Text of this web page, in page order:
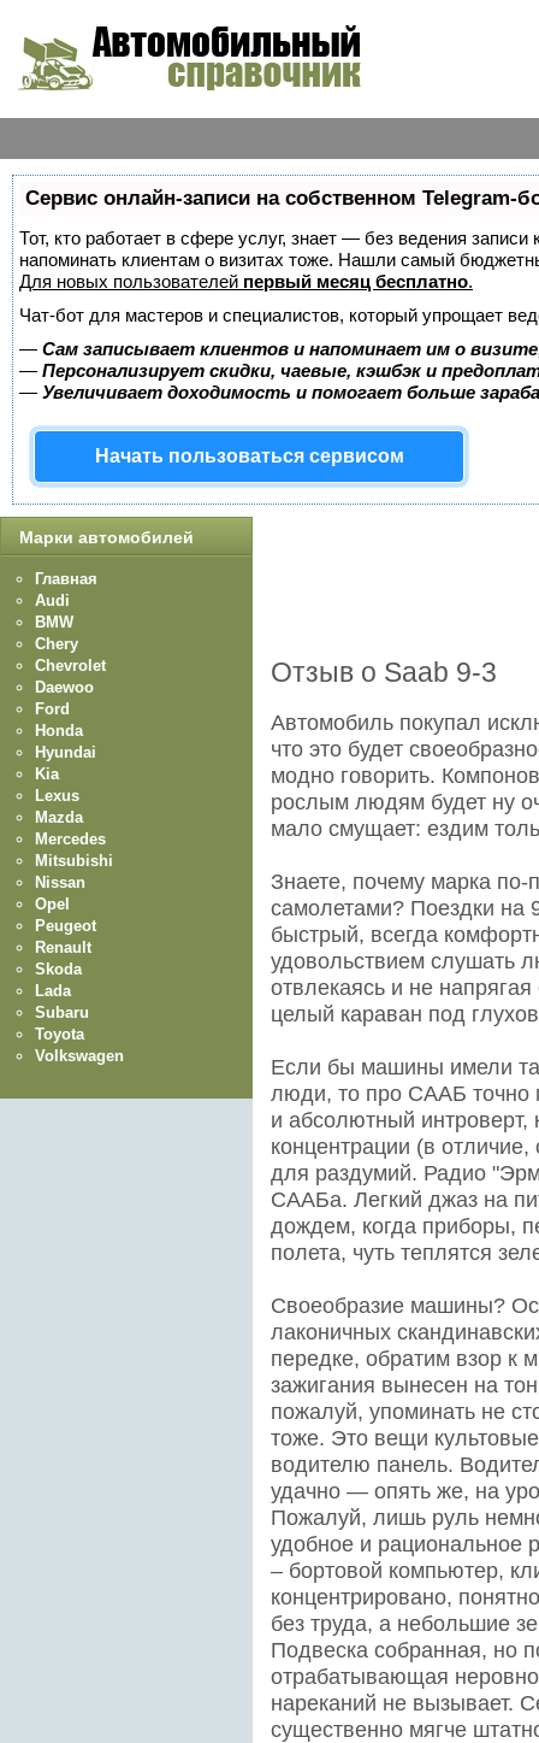
Сервис онлайн-записи на собственном Telegram-
Тот, кто работает в сфере услуг, знает — без ведения
напоминать клиентам о визитах тоже. Нашли самый
Для новых пользователей первый месяц бесплатно.
Чат-бот для мастеров и специалистов, который упрощает
— Сам записывает клиентов и напоминает им о
— Персонализирует скидки, чаевые, кэшбэк и
— Увеличивает доходимость и помогает больше
Начать пользоваться сервисом
Отзыв о Saab 9-3
Автомобиль покупал
что это будет
модно говорить.
рослым людям будет ну
мало смущает: ездим
Знаете, почему марка по-
самолетами? Поездки на
быстрый, всегда
удовольствием слушать
отвлекаясь и не
целый караван под
Если бы машины имели
люди, то про СААБ точно
и абсолютный
концентрации (в
для раздумий. Радио
СААБа. Легкий джаз на
дождем, когда приборы,
полета, чуть теплятся
Своеобразие машины?
лаконичных
передке, обратим взор к
зажигания вынесен на
пожалуй, упоминать не
тоже. Это вещи
водителю панель.
удачно — опять же, на
Пожалуй, лишь руль
удобное и рациональное
– бортовой компьютер,
концентрировано,
без труда, а небольшие
Подвеска собранная, но
отрабатывающая
нареканий не вызывает.
существенно мягче
Марки автомобилей
Главная
Audi
BMW
Chery
Chevrolet
Daewoo
Ford
Honda
Hyundai
Kia
Lexus
Mazda
Mercedes
Mitsubishi
Nissan
Opel
Peugeot
Renault
Skoda
Lada
Subaru
Toyota
Volkswagen